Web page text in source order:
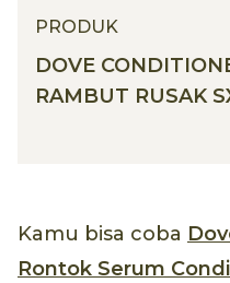
PRODUK
DOVE
RAMBUT RUSAK
Kamu bisa coba
Rontok Serum